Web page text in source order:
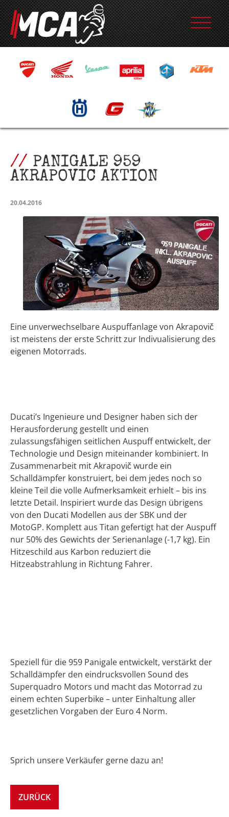
PANIGALE 959
AKRAPOVIC AKTION
20.04.2016
Eine unverwechselbare Auspuffanlage von Akrapovič
ist meistens der erste Schritt zur Indivualisierung des
eigenen Motorrads.
Ducati’s Ingenieure und Designer haben sich der
Herausforderung gestellt und einen
zulassungsfähigen seitlichen Auspuff entwickelt, der
Technologie und Design miteinander kombiniert. In
Zusammenarbeit mit Akrapovič wurde ein
Schalldämpfer konstruiert, bei dem jedes noch so
kleine Teil die volle Aufmerksamkeit erhielt – bis ins
letzte Detail. Inspiriert wurde das Design übrigens
von den Ducati Modellen aus der SBK und der
MotoGP. Komplett aus Titan gefertigt hat der Auspuff
nur 50% des Gewichts der Serienanlage (-1,7 kg). Ein
Hitzeschild aus Karbon reduziert die
Hitzeabstrahlung in Richtung Fahrer.
Speziell für die 959 Panigale entwickelt, verstärkt der
Schalldämpfer den eindrucksvollen Sound des
Superquadro Motors und macht das Motorrad zu
einem echten Superbike – unter Einhaltung aller
gesetzlichen Vorgaben der Euro 4 Norm.
Sprich unsere Verkäufer gerne dazu an!
ZURÜCK